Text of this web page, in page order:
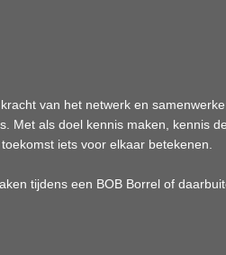
van het netwerk en
Met als doel kennis maken, kennis
iets voor elkaar betekenen.
tijdens een BOB Borrel of